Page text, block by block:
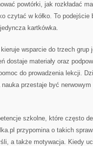
powtórki, jak rozkładać
czytać w kółko. To podejście
kartkówka.
wsparcie do trzech grup
dostaje materiały oraz
do prowadzenia lekcji.
przestaje być
szkolne, które często
przypomina o takich
a także motywacja. Kiedy